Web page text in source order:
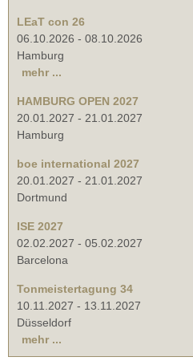
LEaT con 26
06.10.2026 - 08.10.2026
Hamburg
mehr ...
HAMBURG OPEN 2027
20.01.2027 - 21.01.2027
Hamburg
boe international 2027
20.01.2027 - 21.01.2027
Dortmund
ISE 2027
02.02.2027 - 05.02.2027
Barcelona
Tonmeistertagung 34
10.11.2027 - 13.11.2027
Düsseldorf
mehr ...